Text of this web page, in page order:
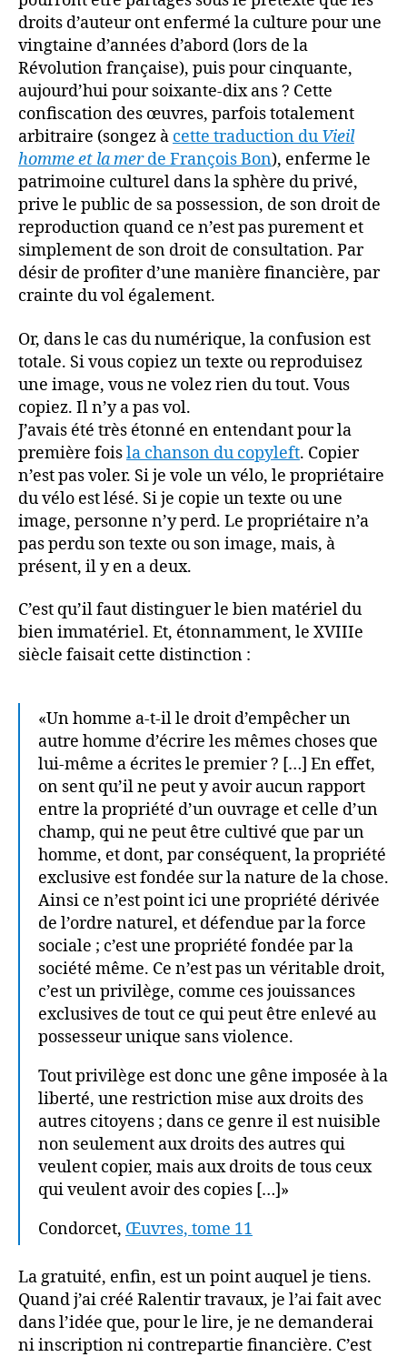
droits d’auteur ont enfermé la culture pour une
vingtaine d’années d’abord (lors de la
Révolution française), puis pour cinquante,
aujourd’hui pour soixante-dix ans ? Cette
confiscation des œuvres, parfois totalement
arbitraire (songez à cette traduction du Vieil
homme et la merde François Bon), enferme le
patrimoine culturel dans la sphère du privé,
prive le public de sa possession, de son droit de
reproduction quand ce n’est pas purement et
simplement de son droit de consultation. Par
désir de profiter d’une manière financière, par
crainte du vol également.
Or, dans le cas du numérique, la confusion est
totale. Si vous copiez un texte ou reproduisez
une image, vous ne volez rien du tout. Vous
copiez. Il n’y a pas vol.
J’avais été très étonné en entendant pour la
première foisla chanson du copyleft. Copier
n’est pas voler. Si je vole un vélo, le propriétaire
du vélo est lésé. Si je copie un texte ou une
image, personne n’y perd. Le propriétaire n’a
pas perdu son texte ou son image, mais, à
présent, il y en a deux.
C’est qu’il faut distinguer le bien matériel du
bien immatériel. Et, étonnamment, le XVIIIe
siècle faisait cette distinction :
«Un homme a-t-il le droit d’empêcher un
autre homme d’écrire les mêmes choses que
lui-même a écrites le premier ? […] En effet,
on sent qu’il ne peut y avoir aucun rapport
entre la propriété d’un ouvrage et celle d’un
champ, qui ne peut être cultivé que par un
homme, et dont, par conséquent, la propriété
exclusive est fondée sur la nature de la chose.
Ainsi ce n’est point ici une propriété dérivée
de l’ordre naturel, et défendue par la force
sociale ; c’est une propriété fondée par la
société même. Ce n’est pas un véritable droit,
c’est un privilège, comme ces jouissances
exclusives de tout ce qui peut être enlevé au
possesseur unique sans violence.
Tout privilège est donc une gêne imposée à la
liberté, une restriction mise aux droits des
autres citoyens ; dans ce genre il est nuisible
non seulement aux droits des autres qui
veulent copier, mais aux droits de tous ceux
qui veulent avoir des copies […]»
Condorcet, Œuvres, tome 11
La gratuité, enfin, est un point auquel je tiens.
Quand j’ai créé Ralentir travaux, je l’ai fait avec
dans l’idée que, pour le lire, je ne demanderai
ni inscription ni contrepartie financière. C’est